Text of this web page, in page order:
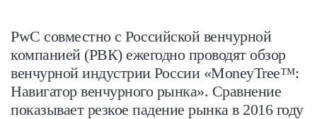
PwC совместно с Российской венчурной
компанией (РВК) ежегодно проводят обзор
венчурной индустрии России «MoneyTree™:
Навигатор венчурного рынка». Сравнение
показывает резкое падение рынка в 2016 году